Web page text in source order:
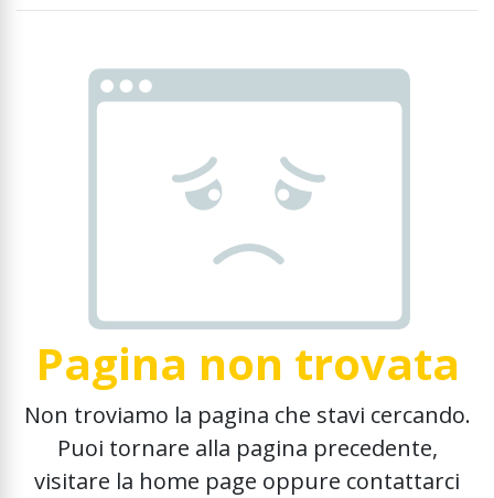
Pagina non trovata
Non troviamo la pagina che stavi cercando.
Puoi tornare alla pagina precedente,
visitare la home page oppure contattarci